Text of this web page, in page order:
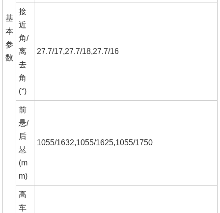
基
本
参
数
接
近
角/
离
去
角
(°)
27.7/17,27.7/18,27.7/16
前
悬/
后
悬
(m
m)
1055/1632,1055/1625,1055/1750
高
车